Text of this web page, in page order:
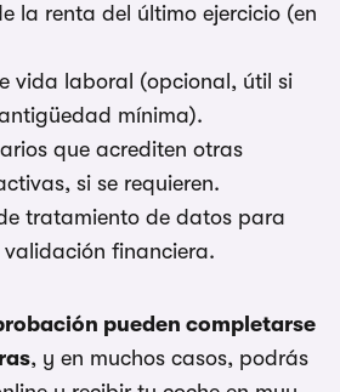
la renta del último ejercicio (en
vida laboral (opcional, útil si
mínima).
que acrediten otras
si se requieren.
tratamiento de datos para
financiera.
pueden completarse
, y en muchos casos, podrás